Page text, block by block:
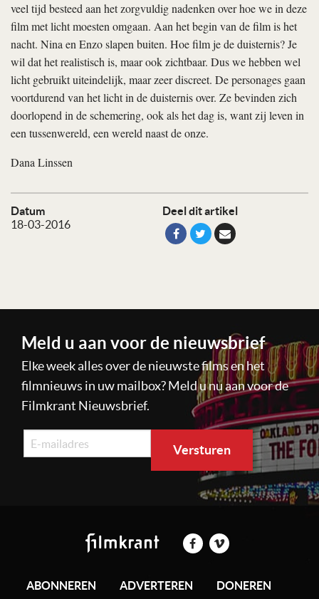
Datum
18-03-2016
Deel dit artikel
veel tijd besteed aan het zorgvuldig nadenken over hoe we in deze
film met licht moesten omgaan. Aan het begin van de film is het
nacht. Nina en Enzo slapen buiten. Hoe film je de duisternis? Je
wil dat het realistisch is, maar ook zichtbaar. Dus we hebben wel
licht gebruikt uiteindelijk, maar zeer discreet. De personages gaan
voortdurend van het licht in de duisternis over. Ze bevinden zich
doorlopend in de schemering, ook als het dag is, want zij leven in
een tussenwereld, een wereld naast de onze.
Dana Linssen
Meld u aan voor de nieuwsbrief
Elke week alles over de nieuwste films en het
filmnieuws in uw mailbox? Meld u nu aan voor de
Filmkrant Nieuwsbrief.
ABONNEREN ADVERTEREN DONEREN